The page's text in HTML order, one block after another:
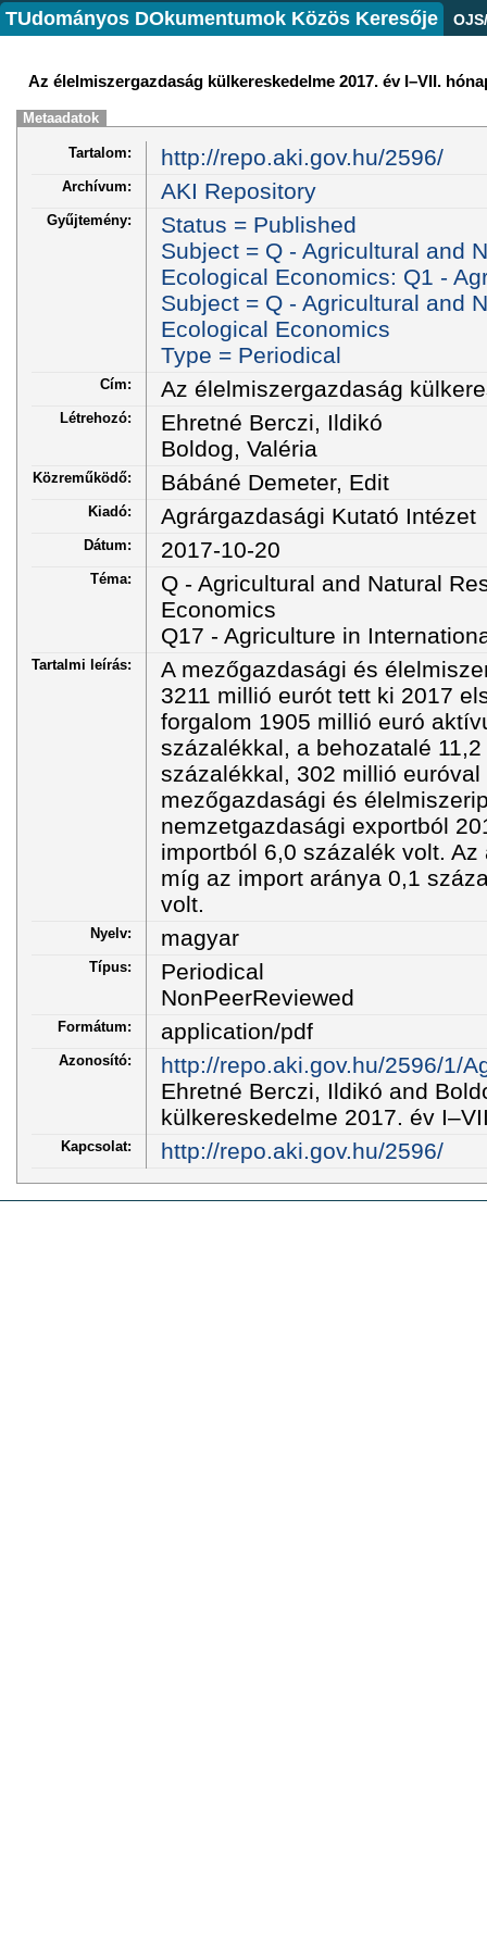
TUdományos DOkumentumok Közös Keresője
Az élelmiszergazdaság külkereskedelme 2017. év I–VII.
Metaadatok
Tartalom: http://repo.aki.gov.hu/2596/
Archívum: AKI Repository
Gyűjtemény:
Status = Published
Subject = Q - Agricultural and
Ecological Economics: Q1 -
Subject = Q - Agricultural and
Ecological Economics
Type = Periodical
Cím: Az élelmiszergazdaság
Létrehozó:
Ehretné Berczi, Ildikó
Boldog, Valéria
Közreműködő: Bábáné Demeter, Edit
Kiadó: Agrárgazdasági Kutató Intézet
Dátum: 2017-10-20
Téma:
Q - Agricultural and Natural
Economics
Q17 - Agriculture in
Tartalmi leírás:
A mezőgazdasági és
3211 millió eurót tett ki 2017
forgalom 1905 millió euró
százalékkal, a behozatalé
százalékkal, 302 millió
mezőgazdasági és
nemzetgazdasági exportból
importból 6,0 százalék volt.
míg az import aránya 0,1
volt.
Nyelv: magyar
Típus:
Periodical
NonPeerReviewed
Formátum: application/pdf
Azonosító:
http://repo.aki.gov.hu/2596/1/
Ehretné Berczi, Ildikó and
külkereskedelme 2017. év
Kapcsolat: http://repo.aki.gov.hu/2596/